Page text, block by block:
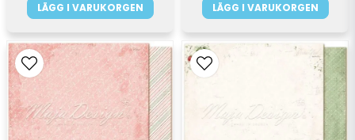
LÄGG I VARUKORGEN LÄGG I VARUKORGEN